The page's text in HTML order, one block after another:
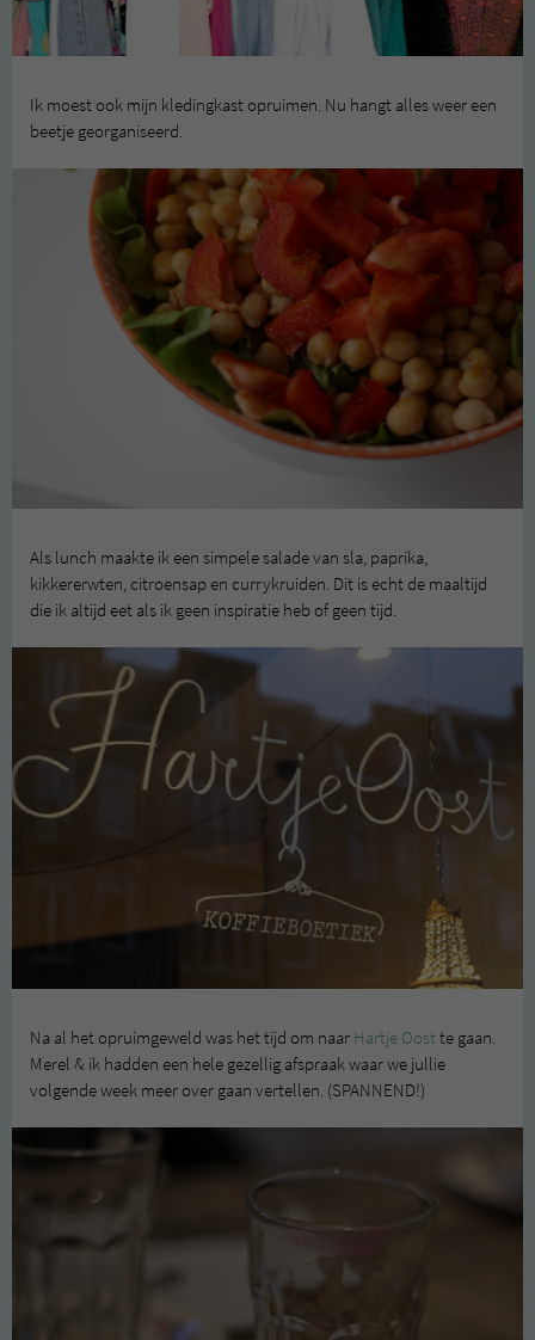
Ik moest ook mijn kledingkast opruimen. Nu hangt alles weer een
beetje georganiseerd.
Als lunch maakte ik een simpele salade van sla, paprika,
kikkererwten, citroensap en currykruiden. Dit is echt de maaltijd
die ik altijd eet als ik geen inspiratie heb of geen tijd.
Na al het opruimgeweld was het tijd om naar Hartje Oost te gaan.
Merel & ik hadden een hele gezellig afspraak waar we jullie
volgende week meer over gaan vertellen. (SPANNEND!)